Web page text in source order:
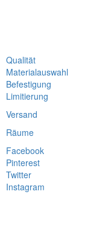
Qualität
Materialauswahl
Befestigung
Limitierung
Versand
Räume
Facebook
Pinterest
Twitter
Instagram